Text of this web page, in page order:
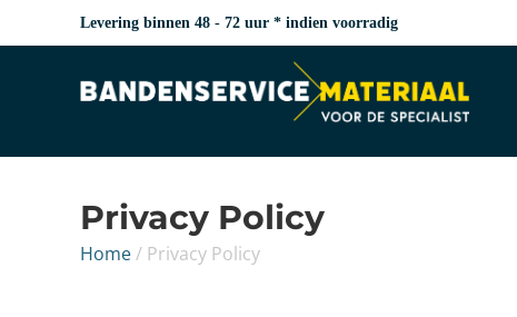
Levering binnen 48 - 72 uur * indien voorradig
Privacy Policy
Home/ Privacy Policy